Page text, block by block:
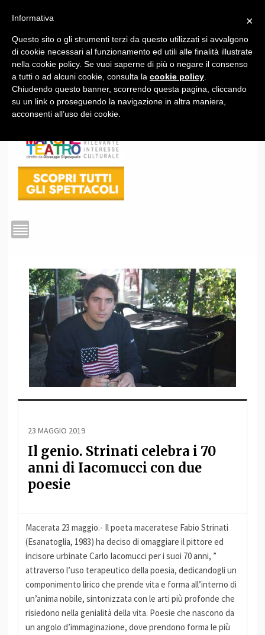
1
23 MAGGIO 2019
Il genio. Strinati celebra i 70
anni di Iacomucci con due
poesie
Macerata 23 maggio.- Il poeta maceratese Fabio Strinati
(Esanatoglia, 1983) ha deciso di omaggiare il pittore ed
incisore urbinate Carlo Iacomucci per i suoi 70 anni, ”
attraverso l’uso terapeutico della poesia, dedicandogli un
componimento lirico che prende vita e forma all’interno di
un’anima nobile, sintonizzata con le arti più profonde che
risiedono nella genialità della vita. Poesie che nascono da
un angolo d’immaginazione, dove prendono forma le più
×
Informativa
Questo sito o gli strumenti terzi da questo utilizzati si avvalgono
di cookie necessari al funzionamento ed utili alle finalità illustrate
nella cookie policy. Se vuoi saperne di più o negare il consenso
a tutti o ad alcuni cookie, consulta la cookie policy
Chiudendo questo banner, scorrendo questa pagina, cliccando
su un link o proseguendo la navigazione in altra maniera,
acconsenti all’uso dei cookie.